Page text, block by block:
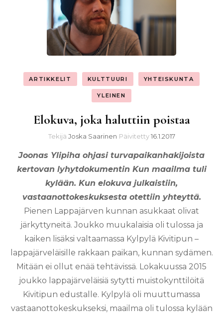
ARTIKKELIT KULTTUURI YHTEISKUNTA
YLEINEN
Elokuva, joka haluttiin poistaa
Tekijä Joska Saarinen Päivitetty16.1.2017
Joonas Ylipiha ohjasi turvapaikanhakijoista
kertovan lyhytdokumentin Kun maailma tuli
kylään. Kun elokuva julkaistiin,
vastaanottokeskuksesta otettiin yhteyttä.
Pienen Lappajärven kunnan asukkaat olivat
järkyttyneitä. Joukko muukalaisia oli tulossa ja
kaiken lisäksi valtaamassa Kylpylä Kivitipun –
lappajärveläisille rakkaan paikan, kunnan sydämen.
Mitään ei ollut enää tehtävissä. Lokakuussa 2015
joukko lappajärveläisiä sytytti muistokynttilöitä
Kivitipun edustalle. Kylpylä oli muuttumassa
vastaanottokeskukseksi, maailma oli tulossa kylään